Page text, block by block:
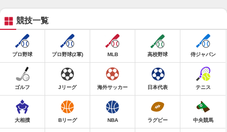
競技一覧
プロ野球 プロ野球(2軍) MLB 高校野球 侍ジャパン
ゴルフ Jリーグ 海外サッカー 日本代表 テニス
大相撲 Bリーグ NBA ラグビー 中央競馬